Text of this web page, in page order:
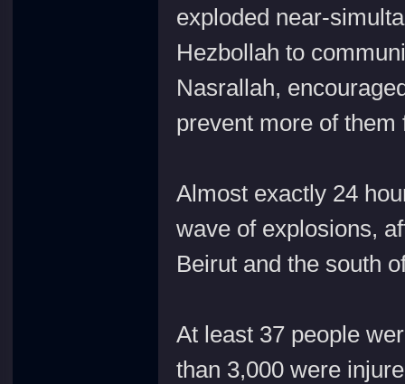
exploded near-
Hezbollah to
Nasrallah,
prevent more of
Almost exactly 24
wave of explosions,
Beirut and the south
At least 37 people
than 3,000 were